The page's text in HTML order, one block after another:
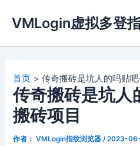
容
VMLogin虚拟多登
首页 传奇搬砖是坑人的吗贴
传奇搬砖是坑人
搬砖项目
作者： VMLogin指纹浏览器 /2023-